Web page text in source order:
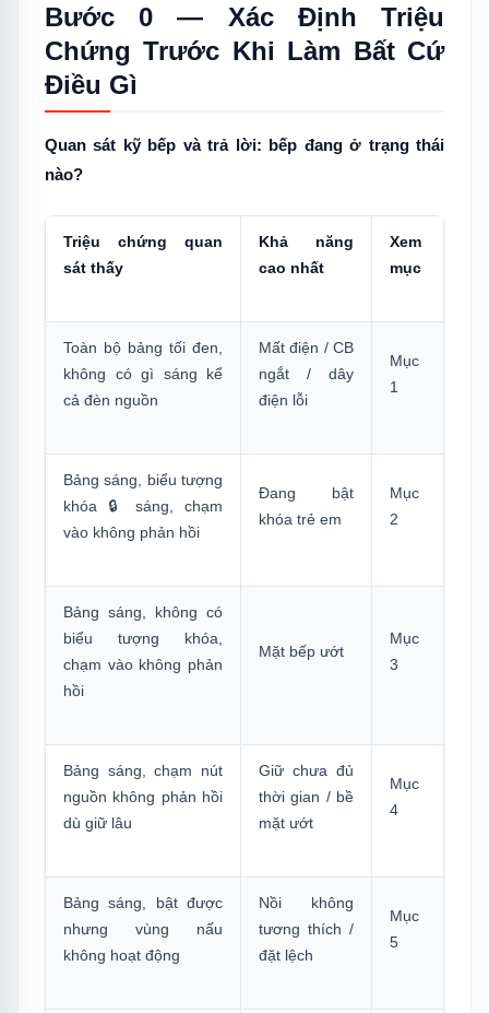
Tượng Khóa, Cảm Ứng Không Phản Hồi
4.1 Xử Lý
5.
MỤC 4 — Bảng Sáng Nhưng Nút Nguồn
6.1
7.1Nguyên Nhân Và Cách Xử Lý
9.
MỤC 8 — Một Vùng Nấu Cụ Thể Không
Hoạt Động, Vùng Khác Bình Thường
Kiểm Tra Trước Khi Gọi Kỹ Thuật
Lên Tủ Bếp)
11.
5 Nguyên Nhân Bếp Mới Mua Về Đã
Không Bật Được
12.
Bước 0 — Xác Định Triệu
Chứng Trước Khi Làm Bất Cứ
Điều Gì
Quan sát kỹ bếp và trả lời: bếp đang ở trạng thái
nào?
Triệu chứng quan
sát thấy
Khả năng
cao nhất
Xem
mục
Toàn bộ bảng tối đen,
không có gì sáng kể
cả đèn nguồn
Mất điện / CB
ngắt / dây
điện lỗi
Mục
1
Bảng sáng, biểu tượng
khóa 🔒 sáng, chạm
vào không phản hồi
Đang bật
khóa trẻ em
Mục
2
Bảng sáng, không có
biểu tượng khóa,
chạm vào không phản
hồi
Mặt bếp ướt
Mục
3
Bảng sáng, chạm nút
nguồn không phản hồi
dù giữ lâu
Giữ chưa đủ
thời gian / bề
mặt ướt
Mục
4
Bảng sáng, bật được
nhưng vùng nấu
không hoạt động
Nồi không
tương thích /
đặt lệch
Mục
5